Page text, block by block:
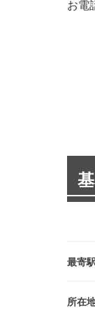
お電
最寄
所在